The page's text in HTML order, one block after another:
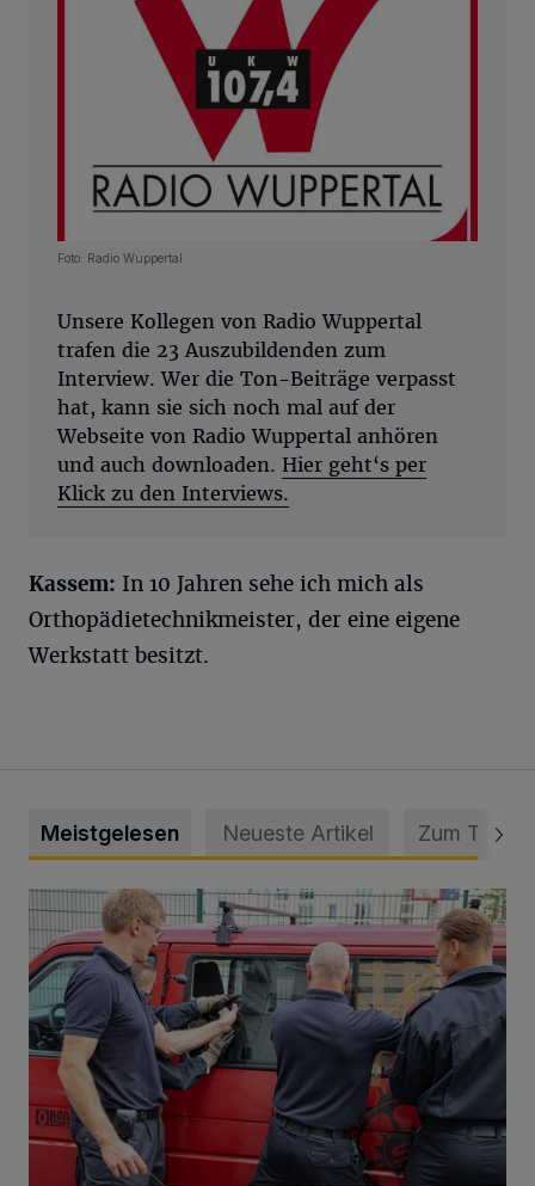
Foto: Radio Wuppertal
Unsere Kollegen von Radio Wuppertal
trafen die 23 Auszubildenden zum
Interview. Wer die Ton-Beiträge verpasst
hat, kann sie sich noch mal auf der
Webseite von Radio Wuppertal anhören
und auch downloaden. Hier geht‘s per
Klick zu den Interviews.
Kassem: In 10 Jahren sehe ich mich als
Orthopädietechnikmeister, der eine eigene
Werkstatt besitzt.
Meistgelesen Neueste Artikel Zum Thema
Feuerwehr befreit Kind aus verschlossenem VW Bulli